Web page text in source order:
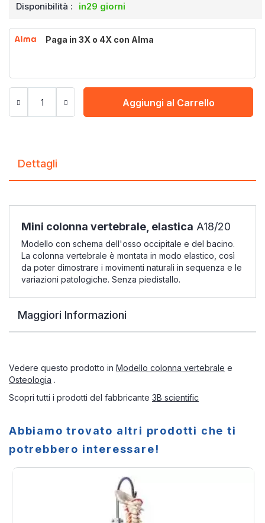
Disponibilità : in29 giorni
Paga in 3X o 4X con Alma
Aggiungi al Carrello
Dettagli
Mini colonna vertebrale, elastica A18/20
Modello con schema dell'osso occipitale e del bacino.
La colonna vertebrale è montata in modo elastico, così
da poter dimostrare i movimenti naturali in sequenza e le
variazioni patologiche. Senza piedistallo.
Maggiori Informazioni
Vedere questo prodotto in Modello colonna vertebrale e
Osteologia .
Scopri tutti i prodotti del fabbricante 3B scientific
Abbiamo trovato altri prodotti che ti
potrebbero interessare!